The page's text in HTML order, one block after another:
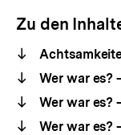
Zu den
Wer war es?
Wer war es?
Wer war es?